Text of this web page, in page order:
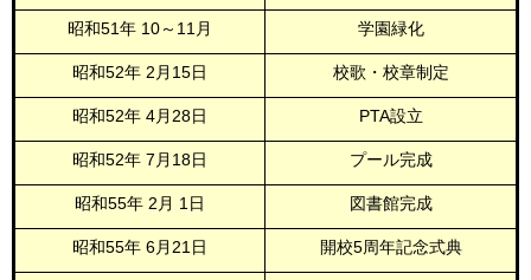
昭和51年 10～11月 学園緑化
昭和52年 2月15日 校歌・校章制定
昭和52年 4月28日 PTA設立
昭和52年 7月18日 プール完成
昭和55年 2月 1日 図書館完成
昭和55年 6月21日 開校5周年記念式典